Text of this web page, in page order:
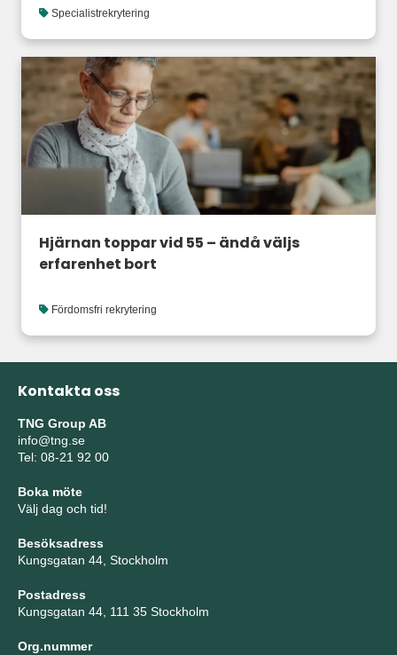
Specialistrekrytering
Hjärnan toppar vid 55 – ändå väljs
erfarenhet bort
Fördomsfri rekrytering
Kontakta oss
TNG Group AB
info@tng.se
Tel: 08-21 92 00
Boka möte
Välj dag och tid!
Besöksadress
Kungsgatan 44, Stockholm
Postadress
Kungsgatan 44, 111 35 Stockholm
Org.nummer